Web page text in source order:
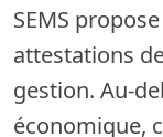
SEMS
attestations
gestion. Au-
économique,